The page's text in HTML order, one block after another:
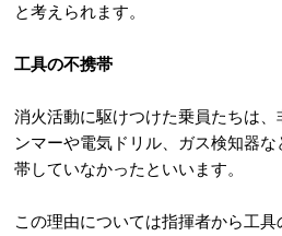
と考えられます。
工具の不携帯
消火活動に駆けつけた乗員たちは
ンマーや電気ドリル、ガス検知器
帯していなかったといいます。
この理由については指揮者から工